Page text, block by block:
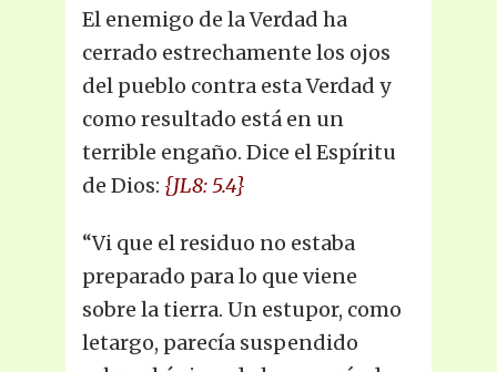
El enemigo de la Verdad ha
cerrado estrechamente los ojos
del pueblo contra esta Verdad y
como resultado está en un
terrible engaño. Dice el Espíritu
de Dios: {JL8: 5.4}
“Vi que el residuo no estaba
preparado para lo que viene
sobre la tierra. Un estupor, como
letargo, parecía suspendido